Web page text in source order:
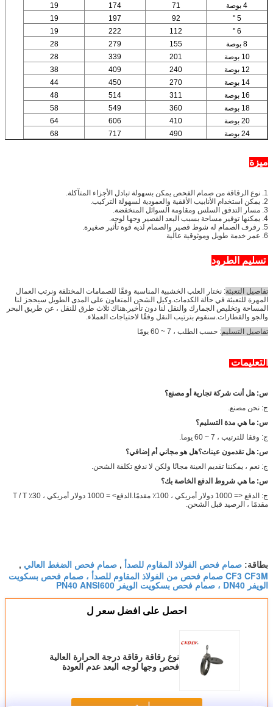
4 بوصة
71
174
19
5 "
92
197
19
6 "
112
222
19
8 بوصة
155
279
28
10 بوصة
201
339
28
12 بوصة
240
409
38
14 بوصة
270
450
44
16 بوصة
311
514
48
18 بوصة
360
549
58
20 بوصة
410
606
64
24 بوصة
490
717
68
ميزة
1. نوع الرقاقة من صمام الفحص يمكن بسهولة تبادل الأجزاء المتآكلة.
2. يمكن استخدام الأنابيب الأفقية والعمودية لسهولة التركيب.
3. مسار التدفق السلس ومقاومة السوائل المنخفضة.
4. يمكنها توفير مساحة بسبب البعد القصير وجها لوجه.
5. رفرف الصمام له شوط قصير والصمام لديه قوة تأثير صغيرة.
6. عمر خدمة طويل وموثوقية عالية
تسليم الطرود
تفاصيل التعبئة: نختار العلب الخشبية المناسبة وفقًا للصمامات المختلفة ونرتب العمال
المهرة للتعبئة في حالة الكدمات.وكيل الشحن المتعاون على المدى الطويل سيحجز لنا
المساحة وتخليص الجمارك والنقل لنا دون تأخير.هناك ثلاث طرق للنقل ، عن طريق البحر
والجو والقطارات.سنقوم بترتيب النقل وفقًا لاحتياجات العملاء.
تفاصيل التسليم: حسب الطلب ، 7 ~ 60 يومًا
التعليمات
س: هل أنت شركة تجارية أو مصنع؟
ج: نحن مصنع.
س: ما هي مدة التسليم؟
ج: وفقا للترتيب ، 7 ~ 60 يوما.
س: هل تقدمون عينات؟هل هو مجاني أم إضافي؟
ج: نعم ، يمكننا تقديم العينة مجانًا ولكن لا ندفع تكلفة الشحن.
س: ما هي شروط الدفع الخاصة بك؟
ج: الدفع <= 1000 دولار أمريكي ، 100٪ مقدمًا.الدفع> = 1000 دولار أمريكي ، 30٪ T / T
مقدمًا ، الرصيد قبل الشحن.
بطاقة: صمام فحص الفولاذ المقاوم للصدأ , صمام فحص الضغط العالي ,
CF3 CF3M صمام فحص من الفولاذ المقاوم للصدأ ، صمام فحص بسكويت
الويفر DN40 ، صمام فحص بسكويت الويفر PN40 ANSI600
احصل على افضل سعر ل
نوع رقاقة رقاقة درجة الحرارة العالية
فحص وجها لوجه البعد عدم العودة